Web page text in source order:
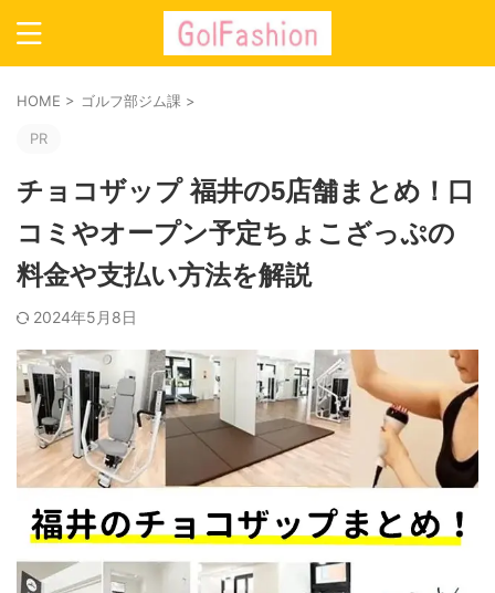
HOME > ゴルフ部ジム課 >
PR
チョコザップ 福井の5店舗まとめ！口
コミやオープン予定ちょこざっぷの
料金や支払い方法を解説
2024年5月8日